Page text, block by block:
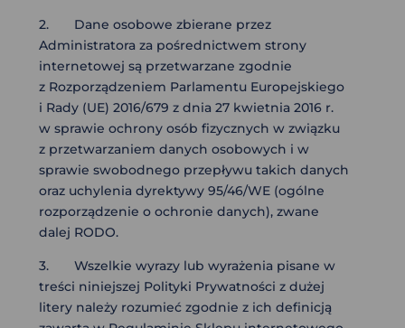
2. Dane osobowe zbierane przez
Administratora za pośrednictwem strony
internetowej są przetwarzane zgodnie
z Rozporządzeniem Parlamentu Europejskiego
i Rady (UE) 2016/679 z dnia 27 kwietnia 2016 r.
w sprawie ochrony osób fizycznych w związku
z przetwarzaniem danych osobowych i w
sprawie swobodnego przepływu takich danych
oraz uchylenia dyrektywy 95/46/WE (ogólne
rozporządzenie o ochronie danych), zwane
dalej RODO.
3. Wszelkie wyrazy lub wyrażenia pisane w
treści niniejszej Polityki Prywatności z dużej
litery należy rozumieć zgodnie z ich definicją